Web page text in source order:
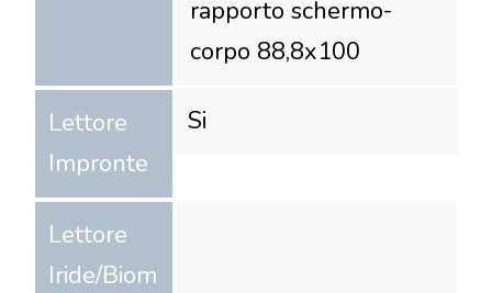
rapporto schermo-
corpo 88,8x100
Lettore
Impronte
Si
Lettore
Iride/Biom